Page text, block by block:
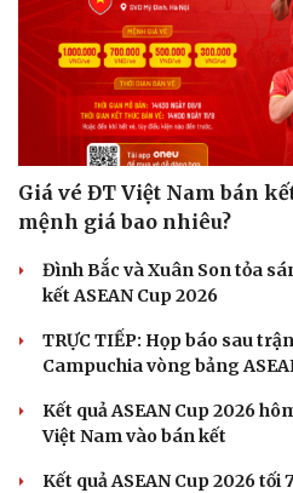
Giá vé ĐT Việt Nam bán
mệnh giá bao nhiêu?
Đình Bắc và Xuân Son tỏa
kết ASEAN Cup 2026
TRỰC TIẾP: Họp báo sau
Campuchia vòng bảng
Kết quả ASEAN Cup 2026
Việt Nam vào bán kết
Kết quả ASEAN Cup 2026